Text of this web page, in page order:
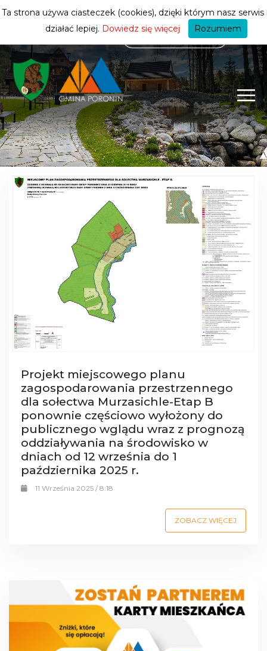
mieszkańca
Projekt miejscowego planu
zagospodarowania przestrzennego
dla sołectwa Murzasichle-Etap B
ponownie częściowo wyłożony do
publicznego wglądu wraz z prognozą
oddziaływania na środowisko w
dniach od 12 września do 1
października 2025 r.
11 Września 2025 / 8:18
ZOBACZ WIĘCEJ
Ta strona używa ciasteczek (cookies), dzięki którym nasz
działać lepiej. Dowiedz się więcej Rozumiem